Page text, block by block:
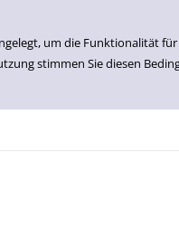
um die Funktionalität
stimmen Sie diesen